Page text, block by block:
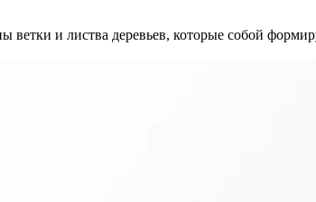
ветки и листва деревьев, которые собой